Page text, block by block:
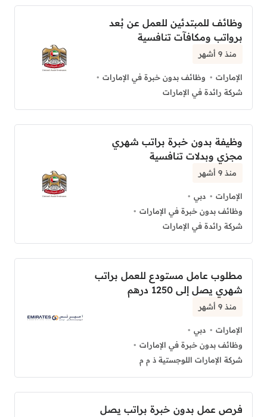
وظائف للمبتدئين للعمل عن بُعد
برواتب ومكافآت تنافسية
منذ 9 أشهر
الإمارات
وظائف بدون خبرة في الإمارات
شركة رائدة في الإمارات
وظيفة بدون خبرة براتب شهري
مجزي وبدلات تنافسية
منذ 9 أشهر
الإمارات
دبي
وظائف بدون خبرة في الإمارات
شركة رائدة في الإمارات
مطلوب عامل مستودع للعمل براتب
شهري يصل إلى 1250 درهم
منذ 9 أشهر
الإمارات
دبي
وظائف بدون خبرة في الإمارات
شركة الإمارات اللوجستية ذ م م
فرص عمل بدون خبرة براتب يصل